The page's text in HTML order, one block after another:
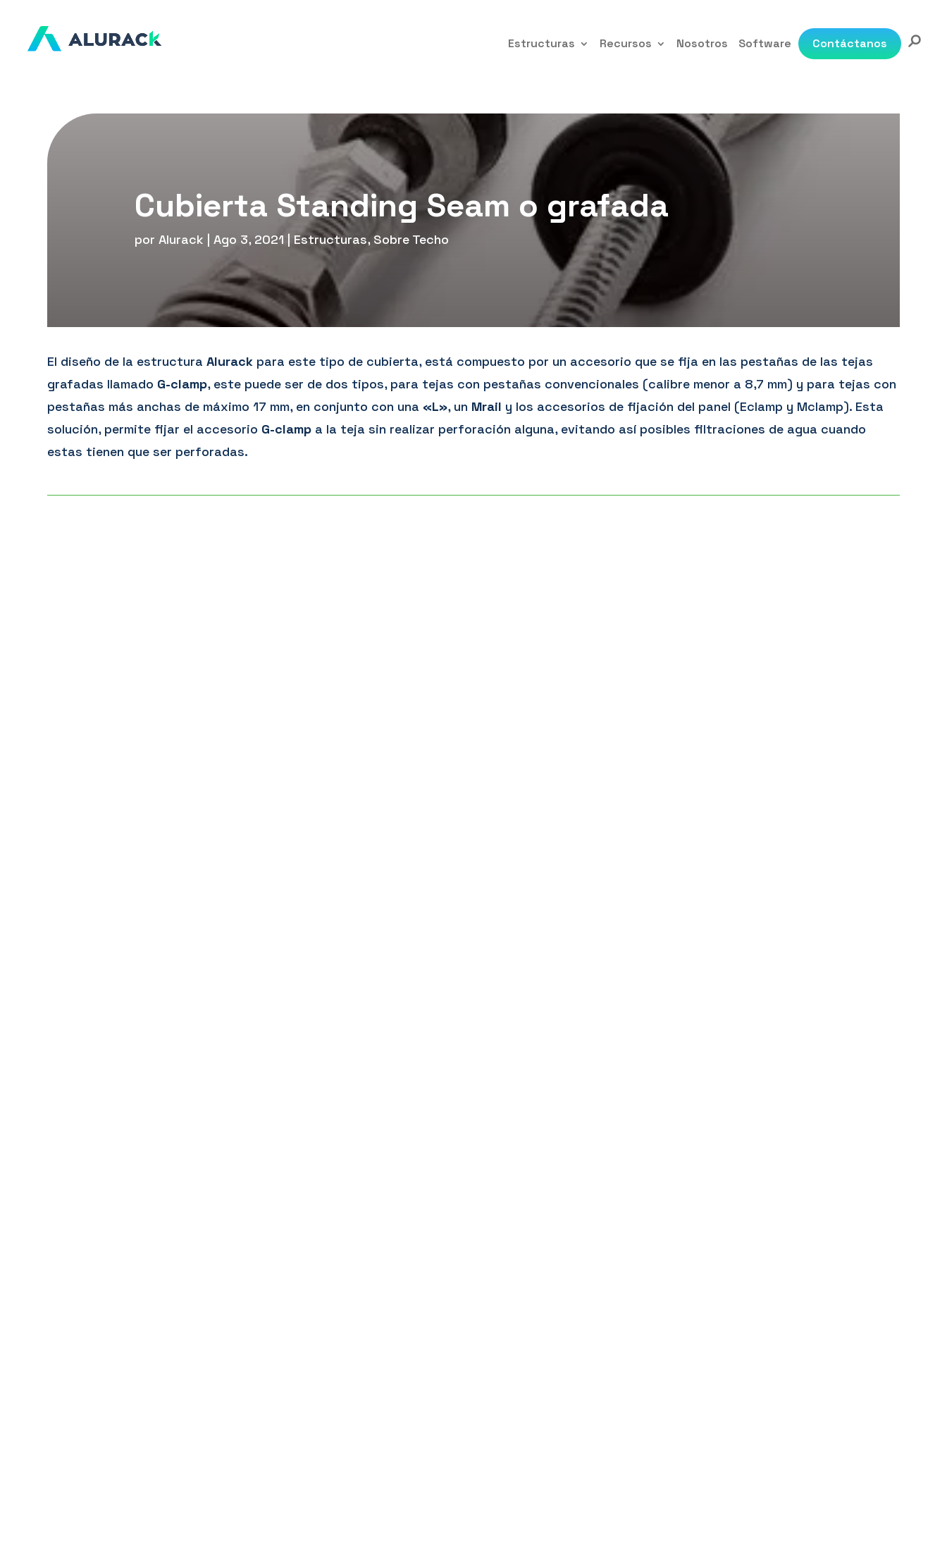
Estructuras Recursos Nosotros Software Contáctanos
Cubierta Standing Seam o grafada
por Alurack | Ago 3, 2021 |Estructuras, Sobre Techo
El diseño de la estructuraAlurack para este tipo de cubierta, está compuesto por un accesorio que se fija en las pestañas de las tejas
grafadas llamado G-clamp, este puede ser de dos tipos, para tejas con pestañas convencionales (calibre menor a 8,7 mm) y para tejas con
pestañas más anchas de máximo 17 mm, en conjunto con una «L», un Mrail y los accesorios de fijación del panel (Eclamp y Mclamp).​ Esta
solución, permite fijar el accesorio G-clamp a la teja sin realizar perforación alguna, evitando así posibles filtraciones de agua cuando
estas tienen que ser perforadas.